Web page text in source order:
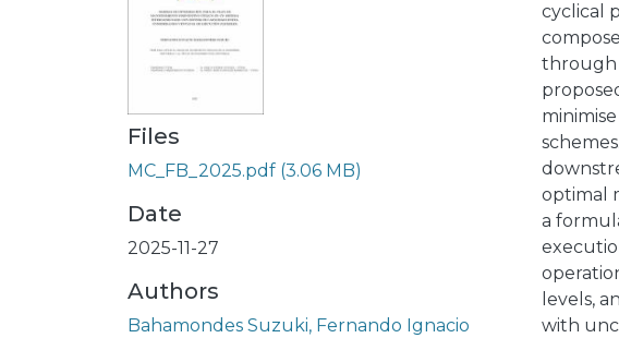
Files
MC_FB_2025.pdf (3.06 MB)
Date
2025-11-27
Authors
Bahamondes Suzuki, Fernando Ignacio
cyclical
through
optimal
a
levels,
with